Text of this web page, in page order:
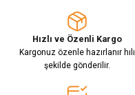
Hızlı ve Özenli Kargo
Kargonuz özenle hazırlanır hılı
şekilde gönderilir.